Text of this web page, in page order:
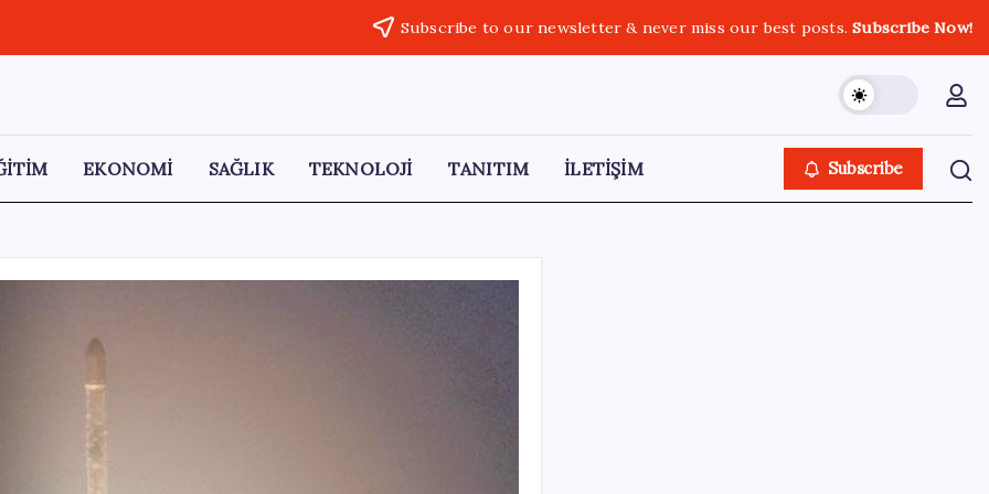
Subscribe to our newsletter & never miss our best posts.Subscribe Now!
EKONOMİ SAĞLIK TEKNOLOJİ TANITIM İLETİŞİM Subscribe